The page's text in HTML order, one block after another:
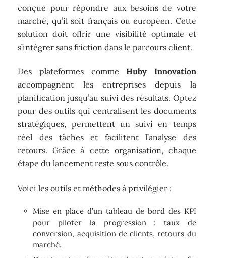
conçue pour répondre aux besoins de votre
marché, qu’il soit français ou européen. Cette
solution doit offrir une visibilité optimale et
s’intégrer sans friction dans le parcours client.
Des plateformes commeHuby Innovation
accompagnent les entreprises depuis la
planification jusqu’au suivi des résultats. Optez
pour des outils qui centralisent les documents
stratégiques, permettent un suivi en temps
réel des tâches et facilitent l’analyse des
retours. Grâce à cette organisation, chaque
étape du lancement reste sous contrôle.
Voici les outils et méthodes à privilégier :
Mise en place d’un tableau de bord des KPI
pour piloter la progression : taux de
conversion, acquisition de clients, retours du
marché.